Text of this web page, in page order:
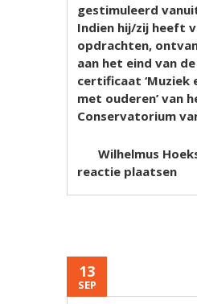
gestimuleerd
Indien hij/zij heeft
opdrachten,
aan het eind van
certificaat ‘Muziek
met ouderen’ van
Conservatorium
Wilhelmus
reactie plaatsen
13
SEP